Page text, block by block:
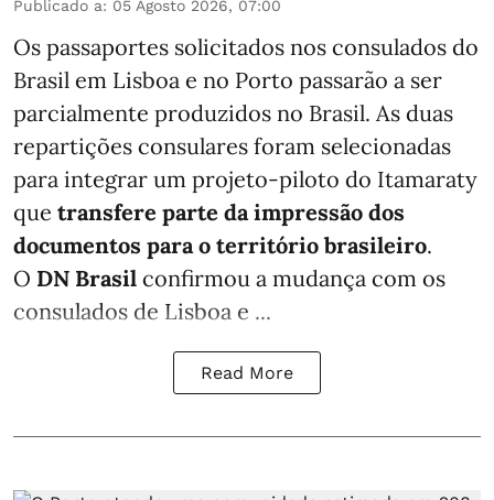
Publicado a: 05 Agosto 2026, 07:00
Os passaportes solicitados nos consulados do
Brasil em Lisboa e no Porto passarão a ser
parcialmente produzidos no Brasil. As duas
repartições consulares foram selecionadas
para integrar um projeto-piloto do Itamaraty
que transfere parte da impressão dos
documentos para o território brasileiro.
O DN Brasil confirmou a mudança com os
consulados de Lisboa e ...
Read More